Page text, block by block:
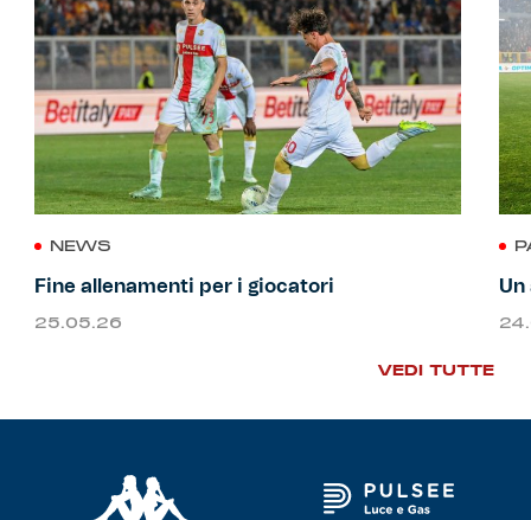
NEWS
Fine allenamenti per i giocatori
25.05.26
Un
VEDI TUTTE